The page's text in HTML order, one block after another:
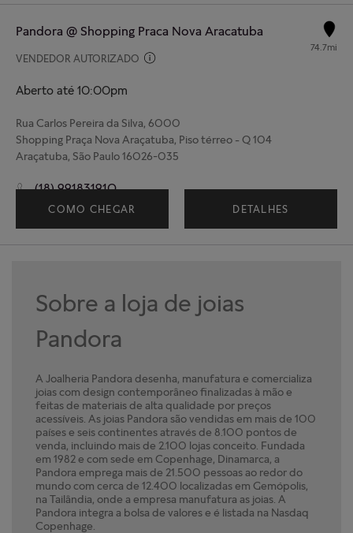
Pandora @ Shopping Praca Nova Aracatuba
VENDEDOR AUTORIZADO
Aberto até 10:00pm
74.7mi
Rua Carlos Pereira da Silva, 6000
Shopping Praça Nova Araçatuba, Piso térreo - Q 104
Araçatuba, São Paulo 16026-035
(18) 991831910
COMO CHEGAR DETALHES
Sobre a loja de joias
Pandora
A Joalheria Pandora desenha, manufatura e comercializa
joias com design contemporâneo finalizadas à mão e
feitas de materiais de alta qualidade por preços
acessíveis. As joias Pandora são vendidas em mais de 100
países e seis continentes através de 8.100 pontos de
venda, incluindo mais de 2.100 lojas conceito. Fundada
em 1982 e com sede em Copenhage, Dinamarca, a
Pandora emprega mais de 21.500 pessoas ao redor do
mundo com cerca de 12.400 localizadas em Gemópolis,
na Tailândia, onde a empresa manufatura as joias. A
Pandora integra a bolsa de valores e é listada na Nasdaq
Copenhage.